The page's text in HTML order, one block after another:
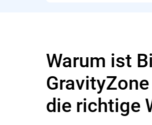
Warum ist
die richtige